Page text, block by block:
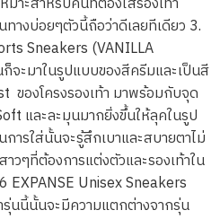
างบ่อยๆตัวนี้ถือว่าดีเลยทีเดียว 3.
Sneakers (VANILLA
จะมาในรูปแบบของสีครีมและเป็นสี
ของโครงรองเท้า มาพร้อมกับจุด
และละมุนมากยิ่งขึ้นให้ลุคในรูป
ารใส่นั้นจะรู้สึกเบาและสบายตาไม่
ๆที่ต้องการแต่งตัวและรองเท้าใน
EXPANSE Unisex Sneakers
รุ่นนี้นั้นจะมีความแตกต่างจากรุ่น